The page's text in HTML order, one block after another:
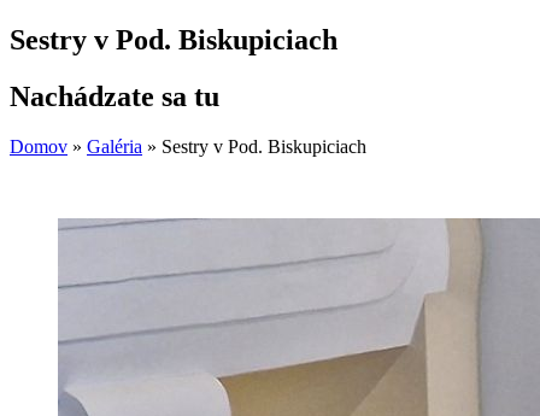
Sestry v Pod. Biskupiciach
Nachádzate sa tu
Domov » Galéria » Sestry v Pod. Biskupiciach